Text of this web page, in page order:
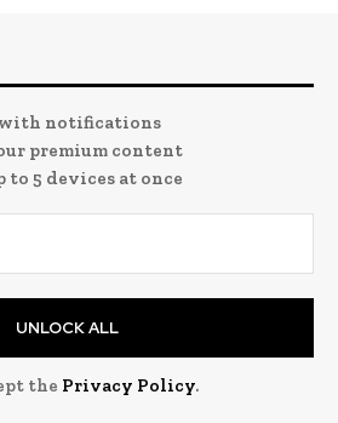
with notifications
premium content
to 5 devices at once
UNLOCK ALL
the Privacy Policy.